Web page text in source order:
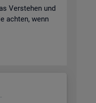
Ver­ste­hen und
ach­ten, wenn